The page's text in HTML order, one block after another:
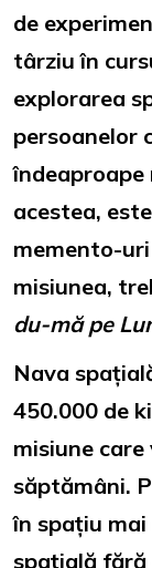
de
târziu în
explorarea
persoanelor
acestea,
memento-
misiunea,
du-mă pe
Nava
450.000 de
misiune
săptămâni.
în spațiu
spațială fără